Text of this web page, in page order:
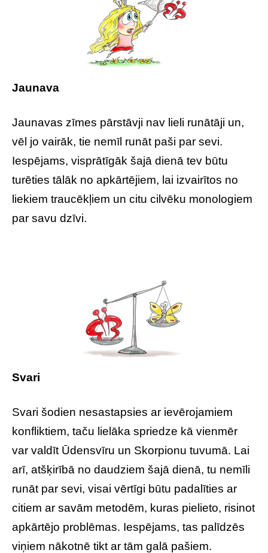
Jaunava
Jaunavas zīmes pārstāvji nav lieli runātāji un,
vēl jo vairāk, tie nemīl runāt paši par sevi.
Iespējams, visprātīgāk šajā dienā tev būtu
turēties tālāk no apkārtējiem, lai izvairītos no
liekiem traucēkļiem un citu cilvēku monologiem
par savu dzīvi.
Svari
Svari šodien nesastapsies ar ievērojamiem
konfliktiem, taču lielāka spriedze kā vienmēr
var valdīt Ūdensvīru un Skorpionu tuvumā. Lai
arī, atšķirībā no daudziem šajā dienā, tu nemīli
runāt par sevi, visai vērtīgi būtu padalīties ar
citiem ar savām metodēm, kuras pielieto, risinot
apkārtējo problēmas. Iespējams, tas palīdzēs
viņiem nākotnē tikt ar tām galā pašiem.